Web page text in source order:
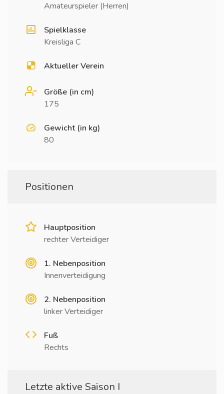
Amateurspieler (Herren)
Spielklasse
Kreisliga C
Aktueller Verein
Größe (in cm)
175
Gewicht (in kg)
80
Positionen
Hauptposition
rechter Verteidiger
1. Nebenposition
Innenverteidigung
2. Nebenposition
linker Verteidiger
Fuß
Rechts
Letzte aktive Saison I